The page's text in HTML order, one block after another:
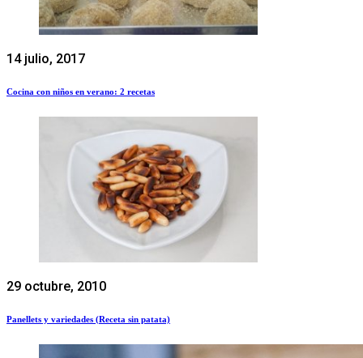
14 julio, 2017
Cocina con niños en verano: 2 recetas
29 octubre, 2010
Panellets y variedades (Receta sin patata)